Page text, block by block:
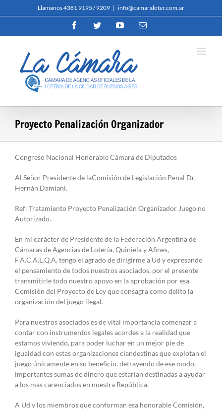
to
Llamanos 4381 9195 / 9209 | info@camaraloter.com.ar
FacebookTwitterYouTubeEmail
Proyecto Penalización Organizador
Congreso Nacional Honorable Cámara de Diputados
Al Señor Presidente de laComisión de Legislación Penal Dr.
Hernán Damiani.
Ref: Tratamiento Proyecto Penalización Organizador Juego no
Autorizado.
En mi carácter de Presidente de la Federación Argentina de
Cámaras de Agencias de Lotería, Quiniela y Afines,
F.A.C.A.L.Q.A, tengo el agrado de dirigirme a Ud y expresando
el pensamiento de todos nuestros asociados, por el presente
transmitirle todo nuestro apoyo en la aprobación por esa
Comisión del Proyecto de Ley que consagra como delito la
organización del juego ilegal.
Para nuestros asociados es de vital importancia comenzar a
contar con instrumentos legales acordes a la realidad que
estamos viviendo, para poder luchar en un mejor pie de
igualdad con estas organizaciones clandestinas que explotan el
juego únicamente en su beneficio, detrayendo de ese modo,
importantes sumas de dinero que estarían destinadas a ayudar
a los mas carenciados en nuestra República.
A Ud y los miembros que conforman esa honorable Comisión,